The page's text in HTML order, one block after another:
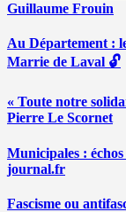
Guillaume Frouin
Au Département :
Marrie de Laval 🔓
« Toute notre
Pierre Le Scornet
Municipales :
journal.fr
Fascisme ou